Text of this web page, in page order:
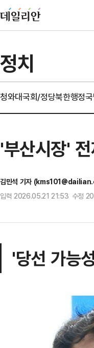
정치
청와대국회/정당북한행정
'부산시장'
김민석 기자
입력 2026.05.21 21:53 수정
'당선 가